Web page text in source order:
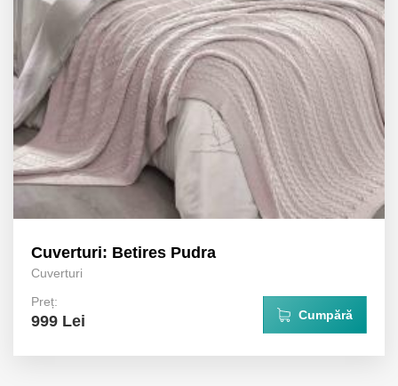
Cuverturi: Betires Pudra
Cuverturi
Preț:
999 Lei Cumpără